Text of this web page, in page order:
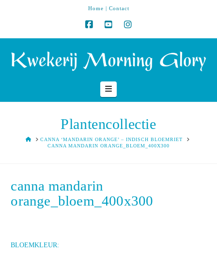
Home | Contact
Navigation
Plantencollectie
HOMECANNA ‘MANDARIN ORANGE’ – INDISCH BLOEMRIET
CANNA MANDARIN ORANGE_BLOEM_400X300
canna mandarin
orange_bloem_400x300
BLOEMKLEUR: